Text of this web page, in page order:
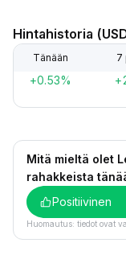
Hintahistoria
Tänään 7
+0.53%
Mitä mieltä olet
rahakkeista
Positiivinen
Huomautus: tiedot ovat